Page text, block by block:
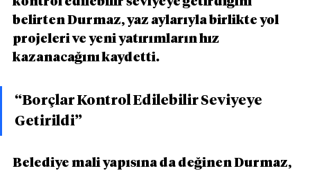
belirten Durmaz, yaz aylarıyla birlikte yol
projeleri ve yeni yatırımların hız
kazanacağını kaydetti.
“Borçlar Kontrol Edilebilir Seviyeye
Getirildi”
Belediye mali yapısına da değinen Durmaz,